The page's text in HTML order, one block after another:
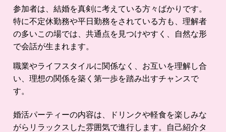
参加者は、結婚を真剣に考えている方々ばかりです。
特に不定休勤務や平日勤務をされている方も、理解者
の多いこの場では、共通点を見つけやすく、自然な形
で会話が生まれます。
職業やライフスタイルに関係なく、お互いを理解し合
い、理想の関係を築く第一歩を踏み出すチャンスで
す。
婚活パーティーの内容は、ドリンクや軽食を楽しみな
がらリラックスした雰囲気で進行します。自己紹介タ